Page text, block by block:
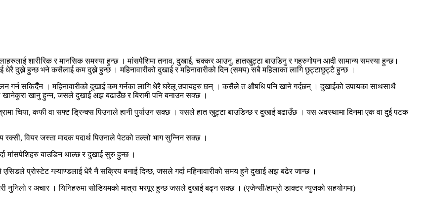
शारीरिक र मानसिक समस्या हुन्छ । मांसपेशिमा तनाव, दुखाई, चक्कर आउनु, हातखुट्टा बाउडिनु र गह्रुगोपन आदी सामान्य समस्या हुन्छ।
दुख्ने हुन्छ भने कसैलाई कम दुख्ने हुन्छ । महिनावारीको दुखाई र महिनावारीको दिन (समय) सबै महिलाका लागि छुट्टाछुट्टै हुन्छ ।
सकिदैँन । महिनावारीको दुखाई कम गर्नका लागि धेरै घरेलू उपायहरु छन् । कसैले त औषधि पनि खाने गर्दछन् । दुखाईको उपायका साथसाथै
खानेकुरा खानु हुन्न, जसले दुखाई अझ बढाउँछ र बिरामी पनि बनाउन सक्छ ।
चिया, कफी वा सफ्ट ड्रिन्क्स पिउनाले हानी पुर्याउन सक्छ । यसले हात खुट्टा बाउडिन्छ र दुखाई बढाउँछ । यस अवस्थामा दिनमा एक वा दुई पटक
रक्सी, वियर जस्ता मादक पदार्थ पिउनाले पेटको तल्लो भाग सुन्निन सक्छ ।
मांसपेशिहरु बाउडिन थाल्छ र दुखाई सुरु हुन्छ ।
एसिडले प्रोस्टेट ग्ल्याण्डलाई धेरै नै सक्रिय बनाई दिन्छ, जसले गर्दा महिनावारीको समय हुने दुखाई अझ बढेर जान्छ ।
नुनिलो र अचार । यिनिहरुमा सोडियमको मात्रा भरपूर हुन्छ जसले दुखाई बढ्न सक्छ । (एजेन्सी/हाम्रो डाक्टर न्युजको सहयोगमा)